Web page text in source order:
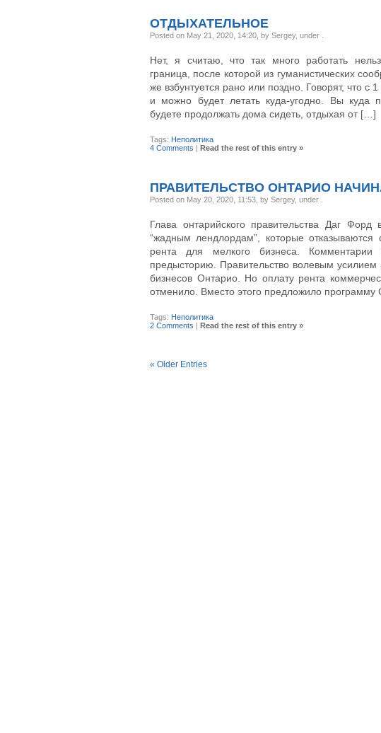
ОТДЫХАТЕЛЬНОЕ
Posted on May 21, 2020, 14:20, by Sergey, under
Нет, я считаю, что так много работать
граница, после которой из гуманистических
же взбунтуется рано или поздно. Говорят, что с
и можно будет летать куда-угодно. Вы куда
будете продолжать дома сидеть, отдыхая от […]
Tags: Неполитика
4 Comments | Read the rest of this entry »
ПРАВИТЕЛЬСТВО ОНТАРИО
Posted on May 20, 2020, 11:53, by Sergey, under
Глава онтарийского правительства Даг
“жадным лендлордам”, которые
рента для мелкого бизнеса.
предысторию. Правительство волевым
бизнесов Онтарио. Но оплату рента
отменило. Вместо этого предложило программу
Tags: Неполитика
2 Comments | Read the rest of this entry »
« Older Entries